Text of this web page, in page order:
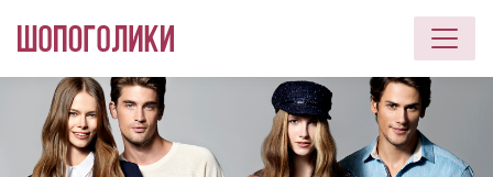
Перейти к основному содержанию